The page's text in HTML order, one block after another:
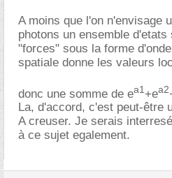
A moins que l'on n'envisage
photons un ensemble
"forces" sous la forme
spatiale donne les valeurs
donc une somme de ea1+ea2
La, d'accord, c'est peut-être
A creuser. Je serais
à ce sujet egalement.